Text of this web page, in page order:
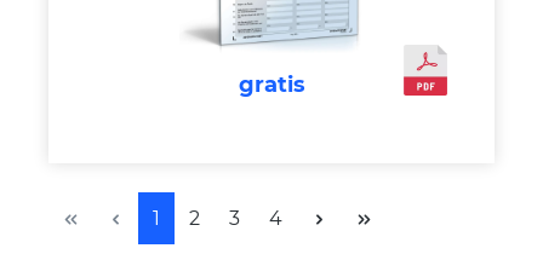
gratis
Seite
1 Seite
2 Seite
3 Seite
4